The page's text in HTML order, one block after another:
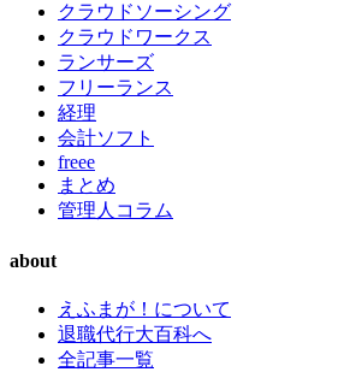
クラウドソーシング
クラウドワークス
ランサーズ
フリーランス
経理
会計ソフト
freee
まとめ
管理人コラム
about
えふまが！について
退職代行大百科へ
全記事一覧